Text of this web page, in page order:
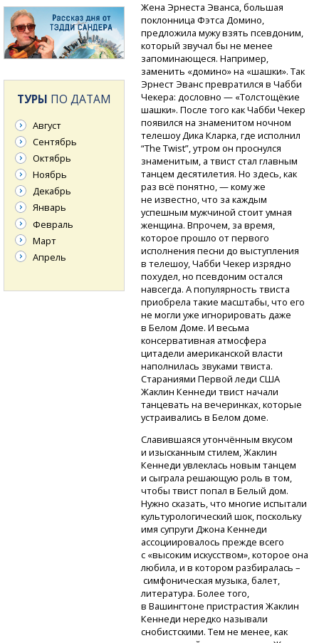
Жена Эрнеста Эванса, большая
поклонница Фэтса Домино,
предложила мужу взять псевдоним,
который звучал бы не менее
запоминающеся. Например,
заменить «домино» на «шашки». Так
Эрнест Эванс превратился в Чабби
Чекера: дословно — «Толстощёкие
шашки». После того как Чабби Чекер
появился на знаменитом ночном
телешоу Дика Кларка, где исполнил
“The Twist”, утром он проснулся
знаменитым, а твист стал главным
танцем десятилетия. Но здесь, как
раз всё понятно, — кому же
не известно, что за каждым
успешным мужчиной стоит умная
женщина. Впрочем, за время,
которое прошло от первого
исполнения песни до выступления
в телешоу, Чабби Чекер изрядно
похудел, но псевдоним остался
навсегда. А популярность твиста
приобрела такие масштабы, что его
не могли уже игнорировать даже
в Белом Доме. И весьма
консервативная атмосфера
цитадели американской власти
наполнилась звуками твиста.
Стараниями Первой леди США
Жаклин Кеннеди твист начали
танцевать на вечеринках, которые
устраивались в Белом доме.
Славившаяся утончённым вкусом
и изысканным стилем, Жаклин
Кеннеди увлеклась новым танцем
и сыграла решающую роль в том,
чтобы твист попал в Белый дом.
Нужно сказать, что многие испытали
культурологический шок, поскольку
имя супруги Джона Кеннеди
ассоциировалось прежде всего
с «высоким искусством», которое она
любила, и в котором разбиралась –
симфоническая музыка, балет,
литература. Более того,
в Вашингтоне пристрастия Жаклин
Кеннеди нередко называли
снобистскими. Тем не менее, как
ТУРЫ ПО ДАТАМ
Август
Сентябрь
Октябрь
Ноябрь
Декабрь
Январь
Февраль
Март
Апрель